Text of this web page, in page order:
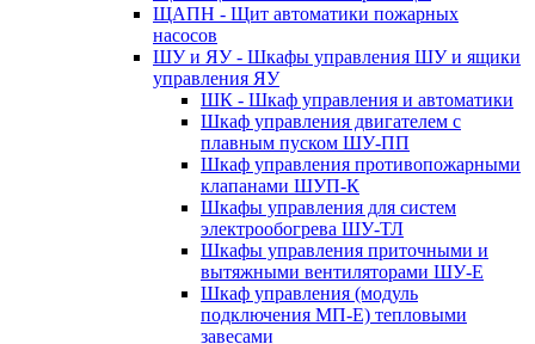
ЩАПН - Щит автоматики пожарных
насосов
ШУ и ЯУ - Шкафы управления ШУ и ящики
управления ЯУ
ШК - Шкаф управления и автоматики
Шкаф управления двигателем с
плавным пуском ШУ-ПП
Шкаф управления противопожарными
клапанами ШУП-К
Шкафы управления для систем
электрообогрева ШУ-ТЛ
Шкафы управления приточными и
вытяжными вентиляторами ШУ-Е
Шкаф управления (модуль
подключения МП-Е) тепловыми
завесами